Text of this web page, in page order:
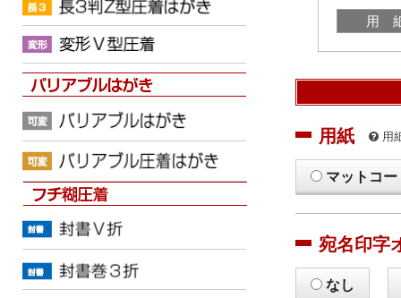
用
用紙 用
マットコー
宛名印字
なし